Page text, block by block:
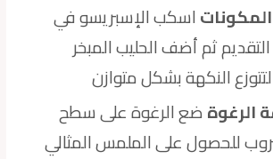
اسكب الإسبريسو في
ثم أضف الحليب المبخر
النكهة بشكل متوازن
الرغوةضع الرغوة على سطح
للحصول على الملمس المثالي